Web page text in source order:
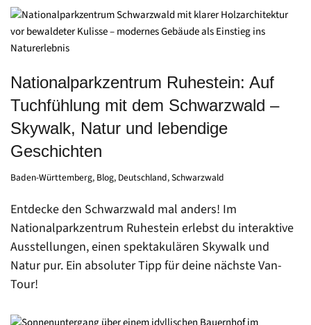
Nationalparkzentrum Ruhestein: Auf
Tuchfühlung mit dem Schwarzwald –
Skywalk, Natur und lebendige
Geschichten
Baden-Württemberg, Blog, Deutschland,Schwarzwald
Entdecke den Schwarzwald mal anders! Im
Nationalparkzentrum Ruhestein erlebst du interaktive
Ausstellungen, einen spektakulären Skywalk und
Natur pur. Ein absoluter Tipp für deine nächste Van-
Tour!